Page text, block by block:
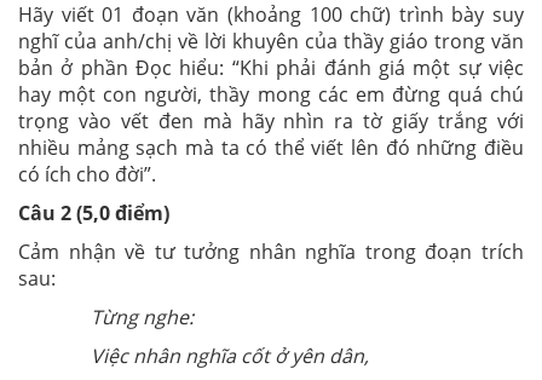
Hãy viết 01 đoạn văn (khoảng 100 chữ) trình bày suy
nghĩ của anh/chị về lời khuyên của thầy giáo trong văn
bản ở phần Đọc hiểu: “Khi phải đánh giá một sự việc
hay một con người, thầy mong các em đừng quá chú
trọng vào vết đen mà hãy nhìn ra tờ giấy trắng với
nhiều mảng sạch mà ta có thể viết lên đó những điều
có ích cho đời”.
Câu 2 (5,0 điểm)
Cảm nhận về tư tưởng nhân nghĩa trong đoạn trích
sau:
Từng nghe:
Việc nhân nghĩa cốt ở yên dân,